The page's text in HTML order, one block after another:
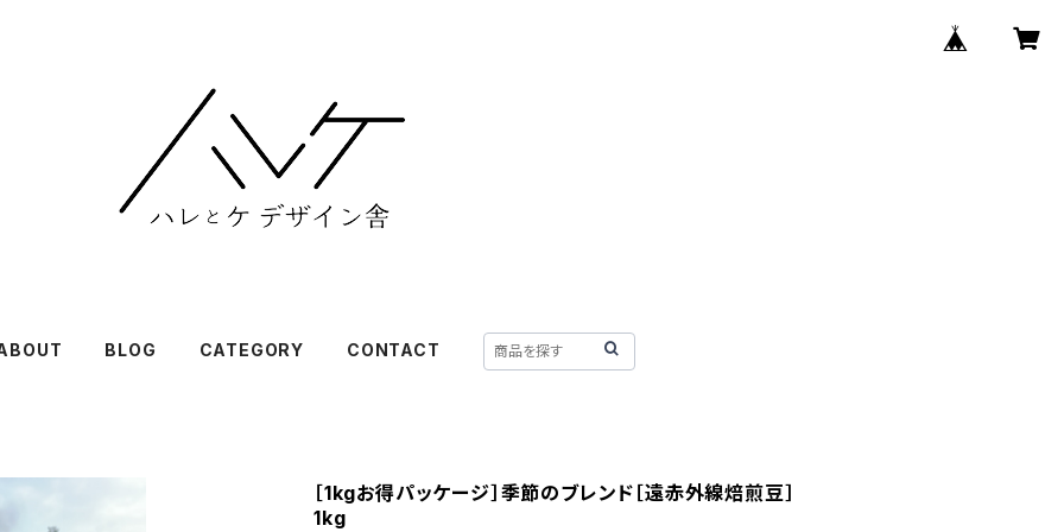
BLOG CATEGORY CONTACT
［1kgお得パッケージ］季節のブレンド［遠赤外線焙煎豆］
1kg